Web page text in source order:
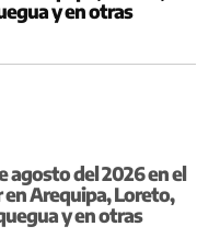
y en otras
agosto del 2026 en el
en Arequipa, Loreto,
y en otras